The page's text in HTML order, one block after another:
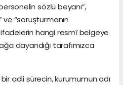
sözlü beyanı”,
“soruşturmanın
hangi resmî belgeye
dayandığı tarafımızca
adli sürecin, kurumumun adı